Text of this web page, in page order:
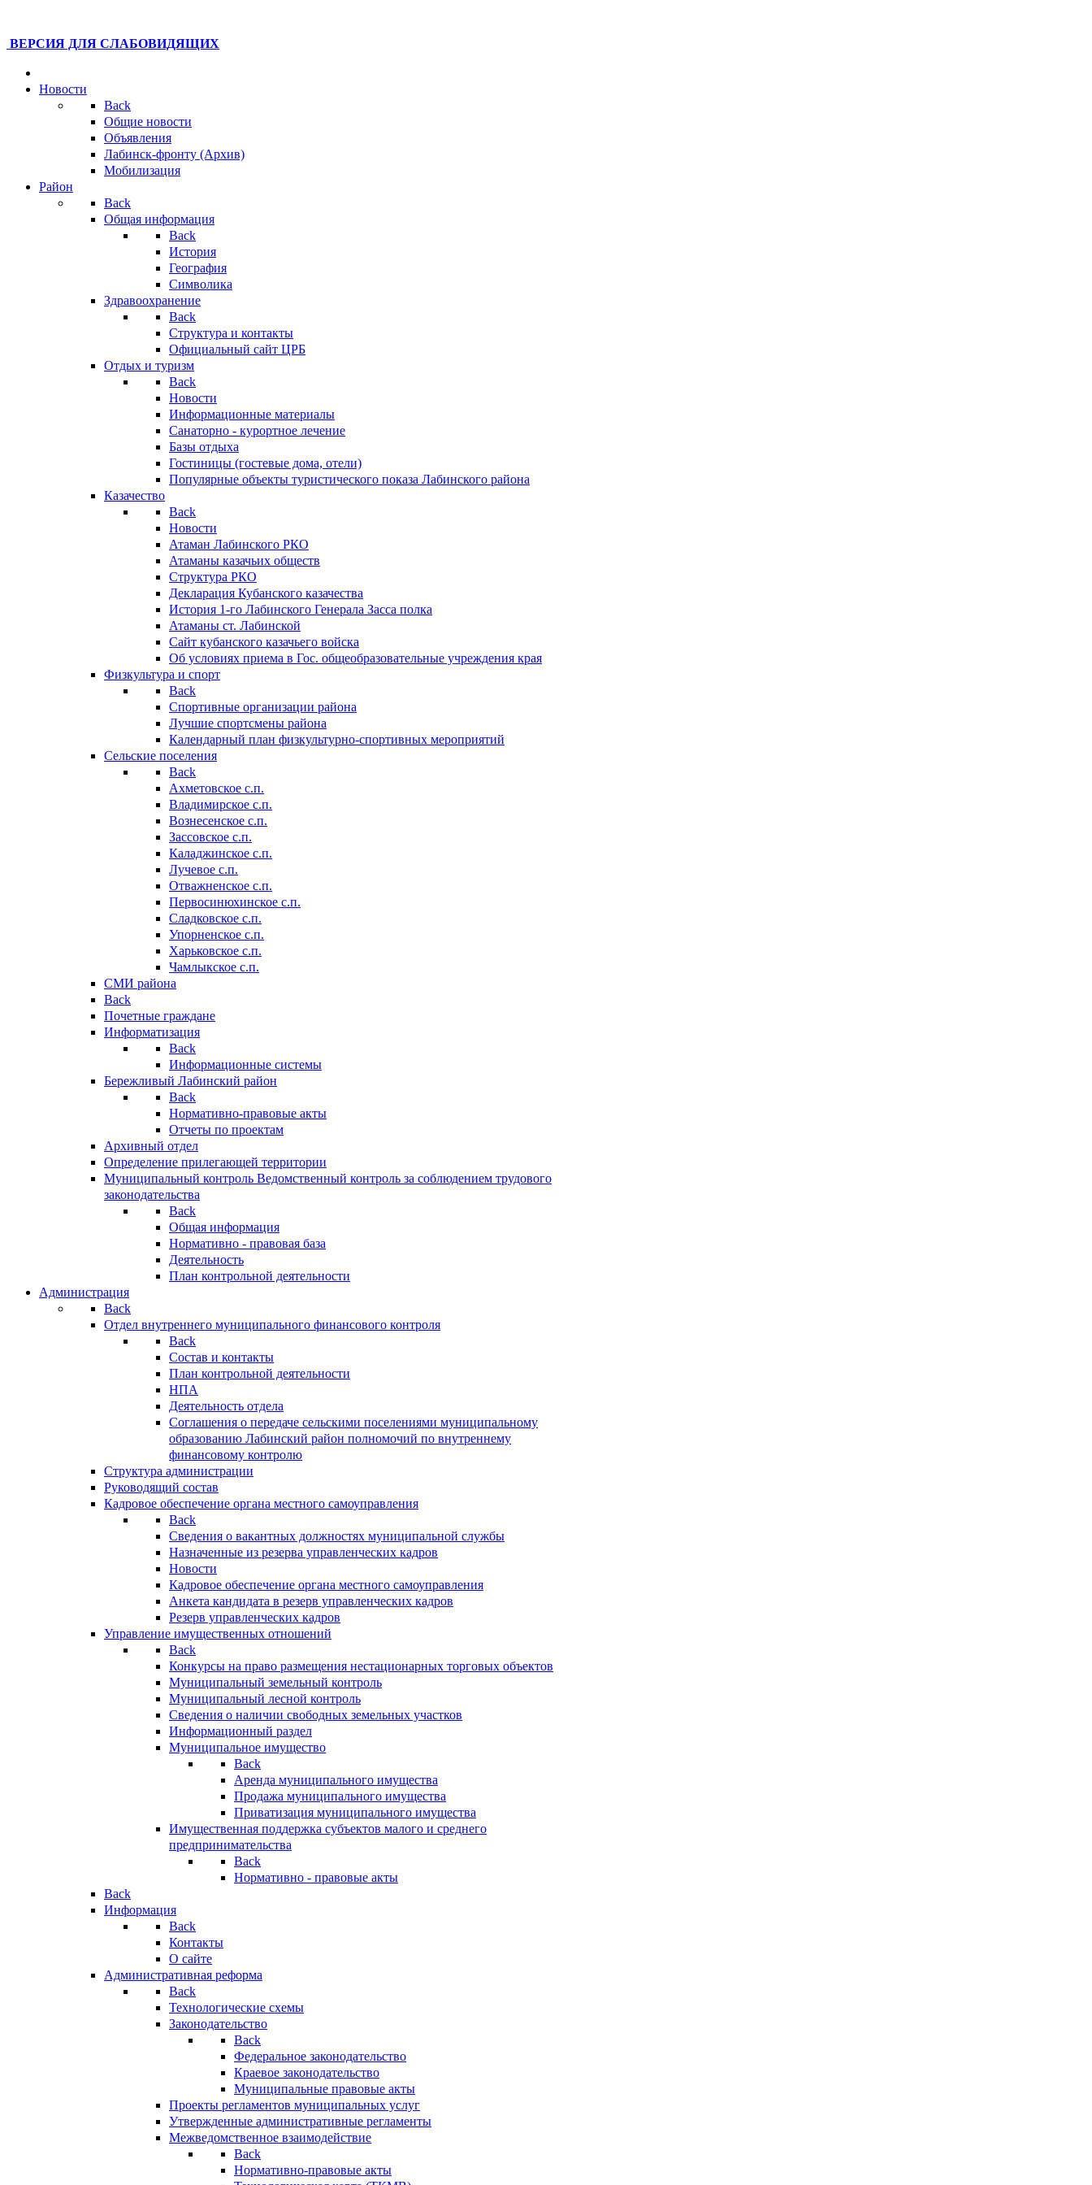
ВЕРСИЯ ДЛЯ СЛАБОВИДЯЩИХ
Новости
Back
Общие новости
Объявления
Лабинск-фронту (Архив)
Мобилизация
Район
Back
Общая информация
Back
История
География
Символика
Здравоохранение
Back
Структура и контакты
Официальный сайт ЦРБ
Отдых и туризм
Back
Новости
Информационные материалы
Санаторно - курортное лечение
Базы отдыха
Гостиницы (гостевые дома, отели)
Популярные объекты туристического показа Лабинского района
Казачество
Back
Новости
Атаман Лабинского РКО
Атаманы казачьих обществ
Структура РКО
Декларация Кубанского казачества
История 1-го Лабинского Генерала Засса полка
Атаманы ст. Лабинской
Cайт кубанского казачьего войска
Об условиях приема в Гос. общеобразовательные учреждения края
Физкультура и спорт
Back
Спортивные организации района
Лучшие спортсмены района
Календарный план физкультурно-спортивных мероприятий
Сельские поселения
Back
Ахметовское с.п.
Владимирское с.п.
Вознесенское с.п.
Зассовское с.п.
Каладжинское с.п.
Лучевое с.п.
Отважненское с.п.
Первосинюхинское с.п.
Сладковское с.п.
Упорненское с.п.
Харьковское с.п.
Чамлыкское с.п.
СМИ района
Back
Почетные граждане
Информатизация
Back
Информационные системы
Бережливый Лабинский район
Back
Нормативно-правовые акты
Отчеты по проектам
Архивный отдел
Определение прилегающей территории
Муниципальный контроль Ведомственный контроль за соблюдением трудового
законодательства
Back
Общая информация
Нормативно - правовая база
Деятельность
План контрольной деятельности
Администрация
Back
Отдел внутреннего муниципального финансового контроля
Back
Состав и контакты
План контрольной деятельности
НПА
Деятельность отдела
Соглашения о передаче сельскими поселениями муниципальному
образованию Лабинский район полномочий по внутреннему
финансовому контролю
Структура администрации
Руководящий состав
Кадровое обеспечение органа местного самоуправления
Back
Сведения о вакантных должностях муниципальной службы
Назначенные из резерва управленческих кадров
Новости
Кадровое обеспечение органа местного самоуправления
Анкета кандидата в резерв управленческих кадров
Резерв управленческих кадров
Управление имущественных отношений
Back
Конкурсы на право размещения нестационарных торговых объектов
Муниципальный земельный контроль
Муниципальный лесной контроль
Сведения о наличии свободных земельных участков
Информационный раздел
Муниципальное имущество
Back
Аренда муниципального имущества
Продажа муниципального имущества
Приватизация муниципального имущества
Имущественная поддержка субъектов малого и среднего
предпринимательства
Back
Нормативно - правовые акты
Back
Информация
Back
Контакты
О сайте
Административная реформа
Back
Технологические схемы
Законодательство
Back
Федеральное законодательство
Краевое законодательство
Муниципальные правовые акты
Проекты регламентов муниципальных услуг
Утвержденные административные регламенты
Межведомственное взаимодействие
Back
Нормативно-правовые акты